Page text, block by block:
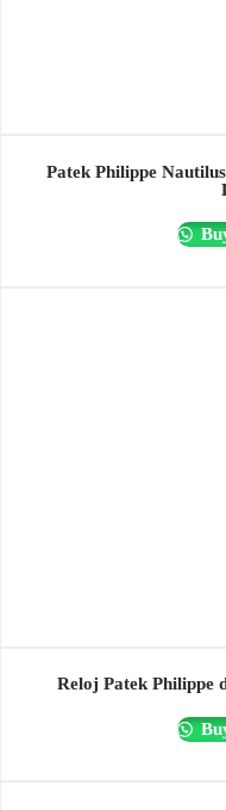
Patek Philippe
Reloj Patek Philippe